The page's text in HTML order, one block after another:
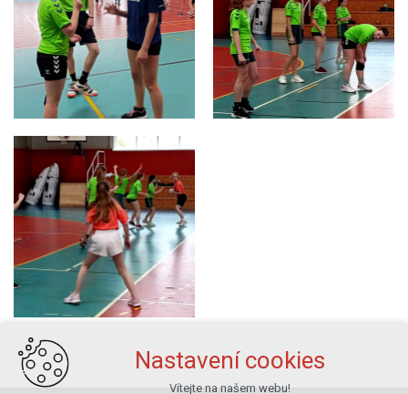
Nastavení cookies
Vítejte na našem webu!